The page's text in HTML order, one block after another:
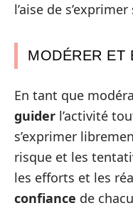
l’aise de s’exprimer
MODÉRER ET
En tant que
guider l’activité
s’exprimer
risque et les
les efforts et les
confiance de